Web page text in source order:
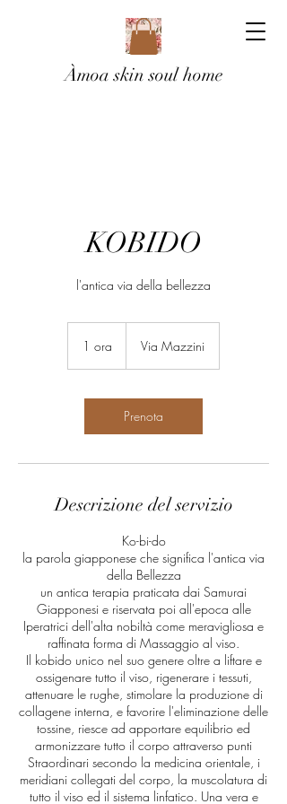
Àmoa skin soul home
KOBIDO
l'antica via della bellezza
1 ora Via Mazzini
Prenota
Descrizione del servizio
Ko-bi-do
la parola giapponese che significa l'antica via
della Bellezza
un antica terapia praticata dai Samurai
Giapponesi e riservata poi all'epoca alle
Iperatrici dell'alta nobiltà come meravigliosa e
raffinata forma di Massaggio al viso.
Il kobido unico nel suo genere oltre a liftare e
ossigenare tutto il viso, rigenerare i tessuti,
attenuare le rughe, stimolare la produzione di
collagene interna, e favorire l'eliminazione delle
tossine, riesce ad apportare equilibrio ed
armonizzare tutto il corpo attraverso punti
Straordinari secondo la medicina orientale, i
meridiani collegati del corpo, la muscolatura di
tutto il viso ed il sistema linfatico. Una vera e